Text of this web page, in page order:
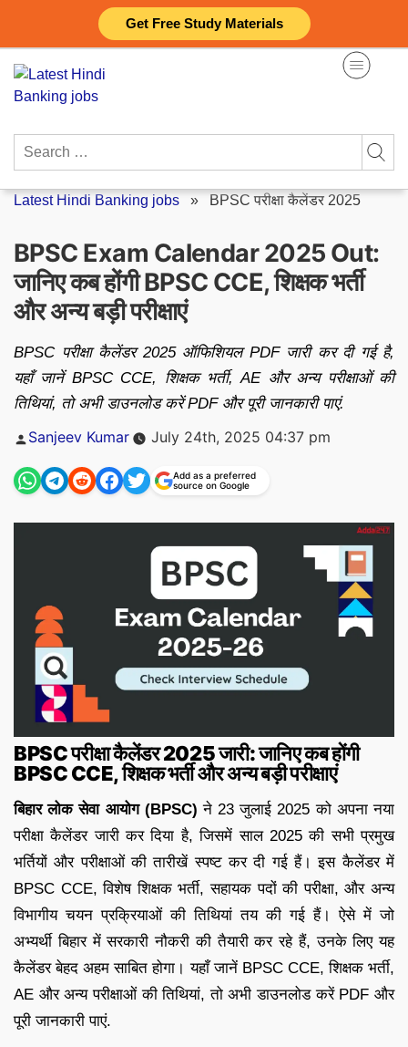
Get Free Study Materials
content
Search
Latest Hindi Banking jobs » BPSC परीक्षा कैलेंडर 2025
BPSC Exam Calendar 2025 Out:
जानिए कब होंगी BPSC CCE, शिक्षक भर्ती
और अन्य बड़ी परीक्षाएं
BPSC परीक्षा कैलेंडर 2025 ऑफिशियल PDF जारी कर दी गई है,
यहाँ जानें BPSC CCE, शिक्षक भर्ती, AE और अन्य परीक्षाओं की
तिथियां, तो अभी डाउनलोड करें PDF और पूरी जानकारी पाएं.
Posted
Sanjeev Kumar July 24th, 2025 04:37 pm
Add as a preferred
source on Google
BPSC परीक्षा कैलेंडर 2025 जारी: जानिए कब होंगी
BPSC CCE, शिक्षक भर्ती और अन्य बड़ी परीक्षाएं
बिहार लोक सेवा आयोग (BPSC) ने 23 जुलाई 2025 को अपना नया
परीक्षा कैलेंडर जारी कर दिया है, जिसमें साल 2025 की सभी प्रमुख
भर्तियों और परीक्षाओं की तारीखें स्पष्ट कर दी गई हैं। इस कैलेंडर में
BPSC CCE, विशेष शिक्षक भर्ती, सहायक पदों की परीक्षा, और अन्य
विभागीय चयन प्रक्रियाओं की तिथियां तय की गई हैं। ऐसे में जो
अभ्यर्थी बिहार में सरकारी नौकरी की तैयारी कर रहे हैं, उनके लिए यह
कैलेंडर बेहद अहम साबित होगा। यहाँ जानें BPSC CCE, शिक्षक भर्ती,
AE और अन्य परीक्षाओं की तिथियां, तो अभी डाउनलोड करें PDF और
पूरी जानकारी पाएं.